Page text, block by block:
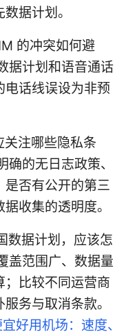
据计划。
的冲突如何避
据计划和语音通话
电话线误设为非预
关注哪些隐私条
的无日志政策、
是否有公开的第三
收集的透明度。
数据计划，应该怎
盖范围广、数据量
；比较不同运营商
务与取消条款。
好用机场：速度、